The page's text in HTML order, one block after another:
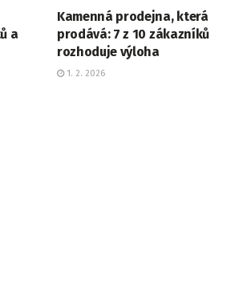
a
Kamenná prodejna, která
prodává: 7 z 10 zákazníků
rozhoduje výloha
1. 2. 2026